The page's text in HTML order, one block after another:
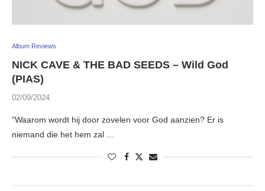
Album Reviews
NICK CAVE & THE BAD SEEDS – Wild God
(PIAS)
02/09/2024
“Waarom wordt hij door zovelen voor God aanzien? Er is
niemand die het hem zal …